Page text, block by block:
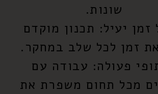
שונות.
זמן יעיל: תכנון מוקדם
זמן לכל שלב במחקר.
פעולה: עבודה עם
מכל תחום משפרת את